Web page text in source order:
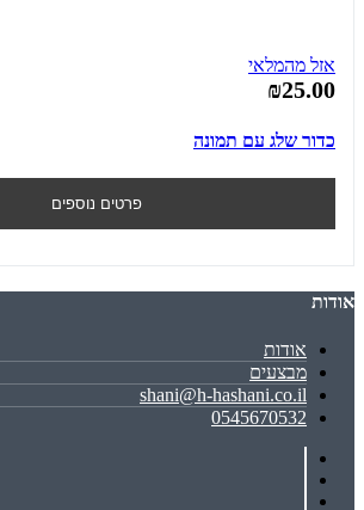
אזל מהמלאי
₪25.00
כדור שלג עם תמונה
פרטים נוספים
אודות
אודות
מבצעים
shani@h-hashani.co.il
0545670532